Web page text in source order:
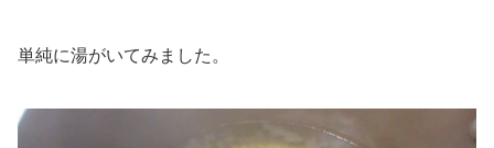
単純に湯がいてみました。